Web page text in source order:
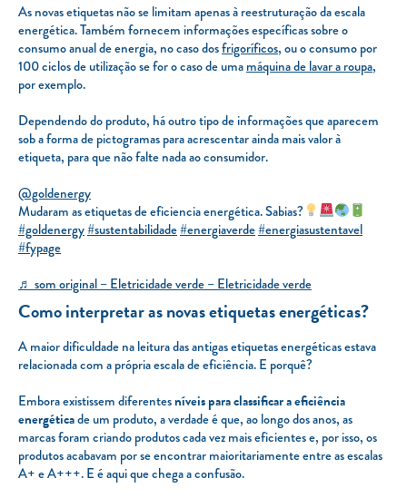
As novas etiquetas não se limitam apenas à reestruturação da escala
energética. Também fornecem informações específicas sobre o
consumo anual de energia, no caso dosfrigoríficos, ou o consumo por
100 ciclos de utilização se for o caso de umamáquina de lavar a roupa,
por exemplo.
Dependendo do produto, há outro tipo de informações que aparecem
sob a forma de pictogramas para acrescentar ainda mais valor à
etiqueta, para que não falte nada ao consumidor.
@goldenergy
Mudaram as etiquetas de eficiencia energética. Sabias?
#goldenergy#sustentabilidade#energiaverde#energiasustentavel
#fypage
♬ som original – Eletricidade verde – Eletricidade verde
Como interpretar as novas etiquetas energéticas?
A maior dificuldade na leitura das antigas etiquetas energéticas estava
relacionada com a própria escala de eficiência. E porquê?
Embora existissem diferentesníveis para classificar a eficiência
energéticade um produto, a verdade é que, ao longo dos anos, as
marcas foram criando produtos cada vez mais eficientes e, por isso, os
produtos acabavam por se encontrar maioritariamente entre as escalas
A+ e A+++. E é aqui que chega a confusão.